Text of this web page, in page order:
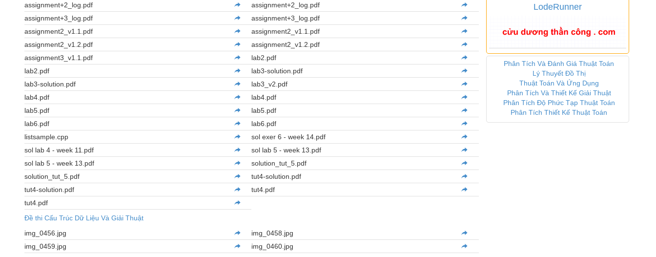
assignment+2_log.pdf
assignment+2_log.pdf
assignment+3_log.pdf
assignment+3_log.pdf
assignment2_v1.1.pdf
assignment2_v1.1.pdf
assignment2_v1.2.pdf
assignment2_v1.2.pdf
assignment3_v1.1.pdf
lab2.pdf
lab2.pdf
lab3-solution.pdf
lab3-solution.pdf
lab3_v2.pdf
lab4.pdf
lab4.pdf
lab5.pdf
lab5.pdf
lab6.pdf
lab6.pdf
listsample.cpp
sol exer 6 - week 14.pdf
sol lab 4 - week 11.pdf
sol lab 5 - week 13.pdf
sol lab 5 - week 13.pdf
solution_tut_5.pdf
solution_tut_5.pdf
tut4-solution.pdf
tut4-solution.pdf
tut4.pdf
tut4.pdf
Đề thi Cấu Trúc Dữ Liệu Và Giải Thuật
img_0456.jpg
img_0458.jpg
img_0459.jpg
img_0460.jpg
LodeRunner
Phân Tích Và Đánh Giá Thuật Toán
Lý Thuyết Đồ Thị
Thuật Toán Và Ứng Dụng
Phân Tích Và Thiết Kế Giải Thuật
Phân Tích Độ Phức Tạp Thuật Toán
Phân Tích Thiết Kế Thuật Toán